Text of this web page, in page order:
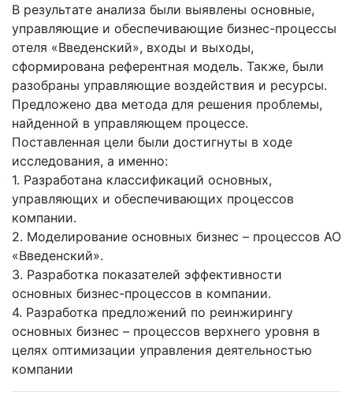
В результате анализа были выявлены основные,
управляющие и обеспечивающие бизнес-процессы
отеля «Введенский», входы и выходы,
сформирована референтная модель. Также, были
разобраны управляющие воздействия и ресурсы.
Предложено два метода для решения проблемы,
найденной в управляющем процессе.
Поставленная цели были достигнуты в ходе
исследования, а именно:
1. Разработана классификаций основных,
управляющих и обеспечивающих процессов
компании.
2. Моделирование основных бизнес – процессов АО
«Введенский».
3. Разработка показателей эффективности
основных бизнес-процессов в компании.
4. Разработка предложений по реинжирингу
основных бизнес – процессов верхнего уровня в
целях оптимизации управления деятельностью
компании